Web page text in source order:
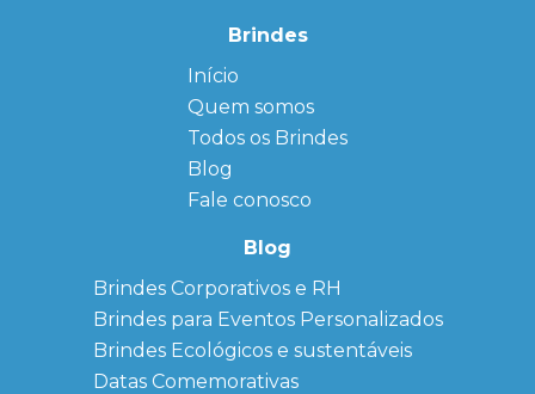
Brindes
Início
Quem somos
← Back
FAQ
Sitemap
Todos os Brindes
← Back
Agendas
Personalizadas
Personalizado
personalizados
Brindes
Corporativos
Copos Térmicos
Personalizados
Datas Especiais
Blog
Fale conosco
Blog
Brindes Corporativos e RH
Brindes para Eventos Personalizados
Brindes Ecológicos e sustentáveis
Datas Comemorativas